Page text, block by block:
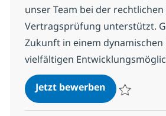
unser Team bei der
Vertragsprüfung unterstützt.
Zukunft in einem
vielfältigen
Jetzt bewerbenSenior